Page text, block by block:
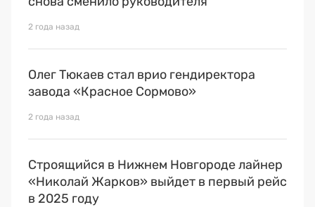
2 года назад
Олег Тюкаев стал врио гендиректора
завода «Красное Сормово»
2 года назад
Строящийся в Нижнем Новгороде лайнер
«Николай Жарков» выйдет в первый рейс
в 2025 году